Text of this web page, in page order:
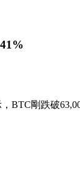
BTC剛跌破